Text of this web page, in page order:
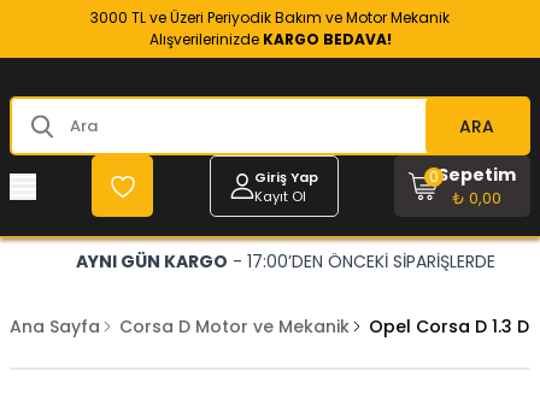
3000 TL ve Üzeri Periyodik Bakım ve Motor Mekanik
Alışverilerinizde KARGO BEDAVA!
ARA
Giriş Yap
Kayıt Ol
Sepetim
₺ 0,00
0
AYNI GÜN KARGO - 17:00’DEN ÖNCEKİ SİPARİŞLERDE
Ana Sayfa Corsa D Motor ve Mekanik Opel Corsa D 1.3